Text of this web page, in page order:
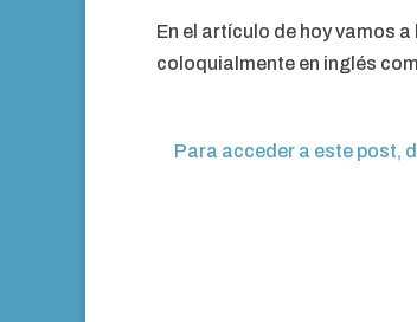
En el artículo de hoy vamos
coloquialmente en inglés
Para acceder a este post,